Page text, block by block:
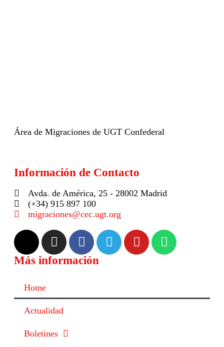
Área de Migraciones de UGT Confederal
Información de Contacto
Avda. de América, 25 - 28002 Madrid
(+34) 915 897 100
migraciones@cec.ugt.org
Más información
Home
Actualidad
Boletines